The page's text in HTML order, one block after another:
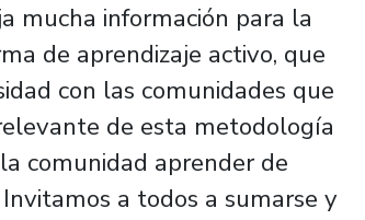
mucha información para la
de aprendizaje activo, que
con las comunidades que
de esta metodología
comunidad aprender de
a todos a sumarse y